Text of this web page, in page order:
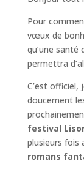
Pour
vœux de
qu’une
permettra
C’est
doucement
festival
plusieurs fois
romans